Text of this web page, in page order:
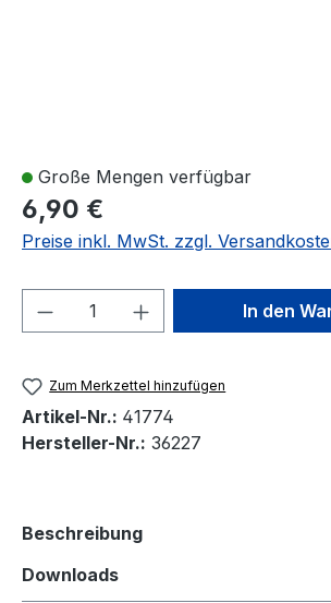
Große Mengen verfügbar
6,90 €
Preise inkl. MwSt. zzgl.
Produkt Anzahl: Gib den
In den
Zum Merkzettel hinzufügen
Artikel-Nr.: 41774
Hersteller-Nr.: 36227
Beschreibung
Downloads